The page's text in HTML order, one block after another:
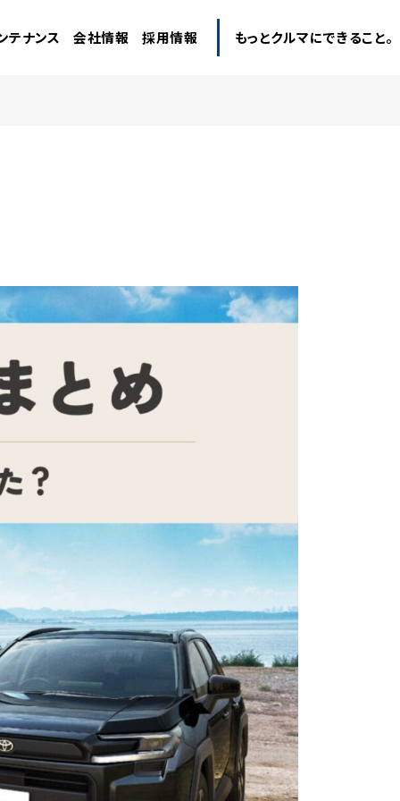
テナンス 会社情報 採用情報 もっとクルマにできること。